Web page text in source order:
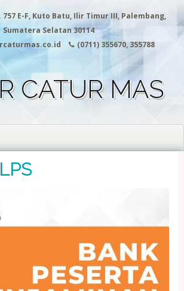
757 E-F, Kuto Batu, Ilir Timur III, Palembang,
Sumatera Selatan 30114
(0711) 355670, 355788
CATUR MAS